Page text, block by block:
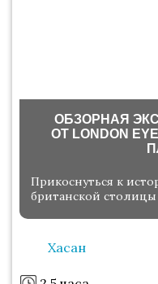
ОБЗОРНАЯ
ОТ LONDON
Прикоснуться к
британской столицы
Хасан